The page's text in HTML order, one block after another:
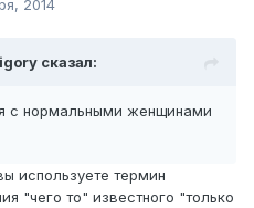
2014
сказал:
с нормальными женщинами
используете термин
"чего то" известного "только